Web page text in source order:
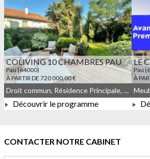
COLIVING 10 CHAMBRES PAU
Pau (64000)
À PARTIR DE 720 000,00 €
À PARTIR DE 720 000,00 €
Droit commun, Résidence Principale, Meublé non géré
Découvrir le programme
LE
Pau
À
CONTACTER NOTRE CABINET